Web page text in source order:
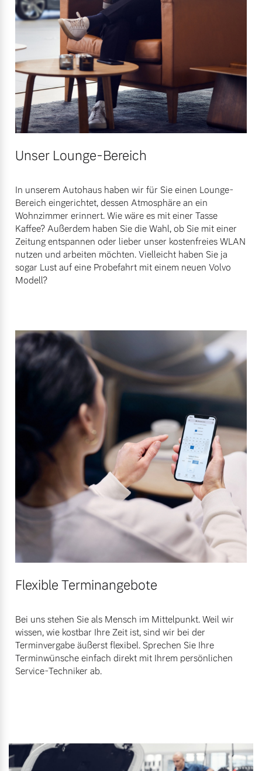
Unser Lounge-Bereich
In unserem Autohaus haben wir für Sie einen Lounge-
Bereich eingerichtet, dessen Atmosphäre an ein
Wohnzimmer erinnert. Wie wäre es mit einer Tasse
Kaffee? Außerdem haben Sie die Wahl, ob Sie mit einer
Zeitung entspannen oder lieber unser kostenfreies WLAN
nutzen und arbeiten möchten. Vielleicht haben Sie ja
sogar Lust auf eine Probefahrt mit einem neuen Volvo
Modell?
Flexible Terminangebote
Bei uns stehen Sie als Mensch im Mittelpunkt. Weil wir
wissen, wie kostbar Ihre Zeit ist, sind wir bei der
Terminvergabe äußerst flexibel. Sprechen Sie Ihre
Terminwünsche einfach direkt mit Ihrem persönlichen
Service-Techniker ab.